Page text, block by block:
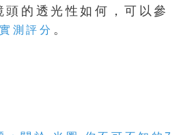
頭的透光性如何，可以參
測評分 。